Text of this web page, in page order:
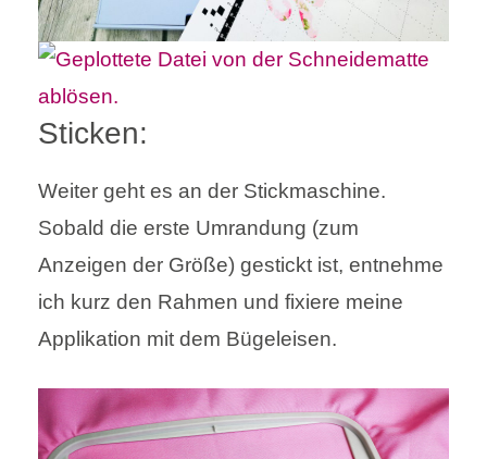
Sticken:
Weiter geht es an der Stickmaschine.
Sobald die erste Umrandung (zum
Anzeigen der Größe) gestickt ist, entnehme
ich kurz den Rahmen und fixiere meine
Applikation mit dem Bügeleisen.